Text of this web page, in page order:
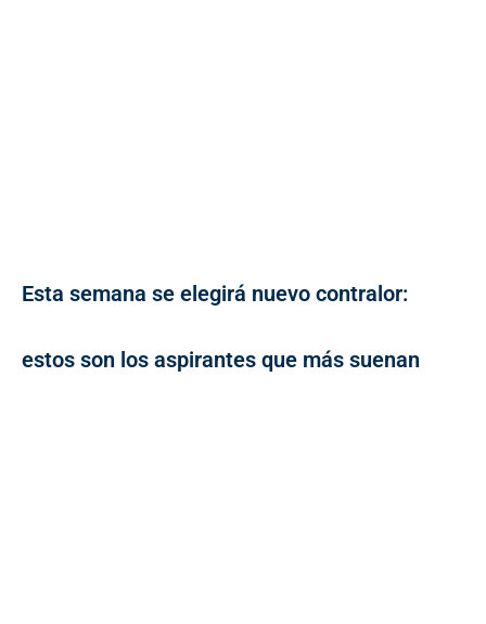
Esta semana se elegirá nuevo contralor:
estos son los aspirantes que más suenan